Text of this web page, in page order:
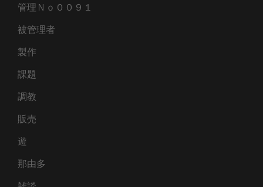
管理Ｎｏ００９１
被管理者
製作
課題
調教
販売
遊
那由多